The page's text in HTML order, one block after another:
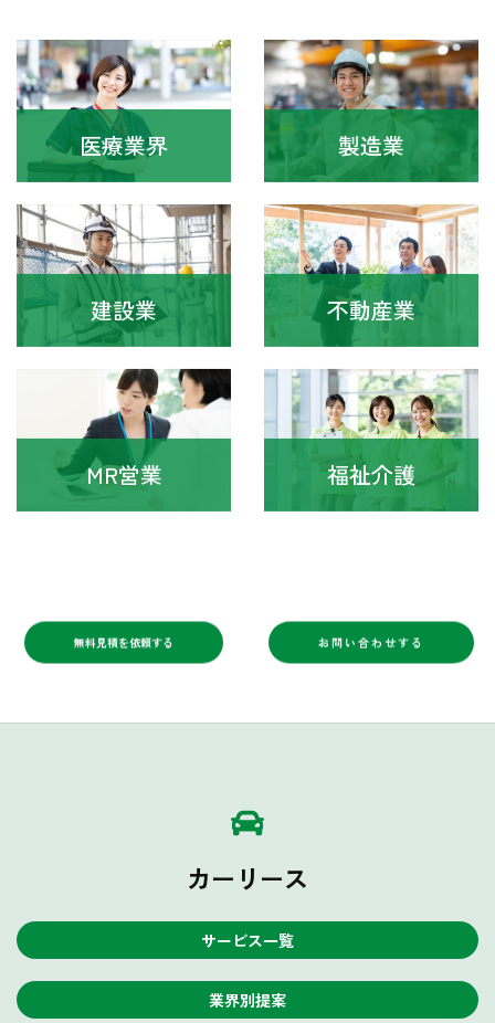
医療業界 製造業
建設業 不動産業
MR営業 福祉介護
無料見積を依頼する お問い合わせする
カーリース
サービス一覧
業界別提案